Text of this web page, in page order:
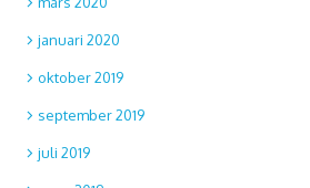
januari 2020
oktober 2019
september 2019
juli 2019